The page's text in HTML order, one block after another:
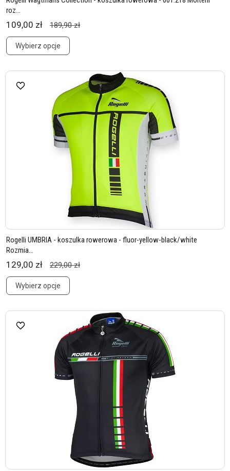
roz...
109,00 zł 189,90 zł
Wybierz opcje
Rogelli UMBRIA - koszulka rowerowa - fluor-yellow-black/white
Rozmia...
129,00 zł 229,00 zł
Wybierz opcje